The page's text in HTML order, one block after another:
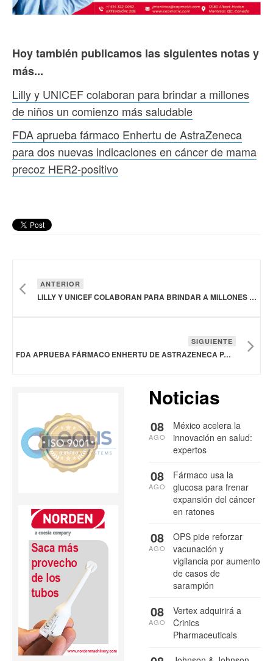
Hoy también publicamos las siguientes notas y
más...
Lilly y UNICEF colaboran para brindar a millones
de niños un comienzo más saludable
FDA aprueba fármaco Enhertu de AstraZeneca
para dos nuevas indicaciones en cáncer de mama
precoz HER2-positivo
ANTERIOR
LILLY Y UNICEF COLABORAN PARA BRINDAR A MILLONES DE NIÑOS UN COMIENZO MÁS SALUDABLE
SIGUIENTE
FDA APRUEBA FÁRMACO ENHERTU DE ASTRAZENECA PARA DOS NUEVAS INDICACIONES EN CÁNCER DE MAMA PRECOZ HER2-POSITIVO
Noticias
México acelera la
innovación en salud:
expertos
08
AGO
Fármaco usa la
glucosa para frenar
expansión del cáncer
en ratones
08
AGO
OPS pide reforzar
vacunación y
vigilancia por aumento
de casos de
sarampión
08
AGO
Vertex adquirirá a
Crinics
Pharmaceuticals
08
AGO